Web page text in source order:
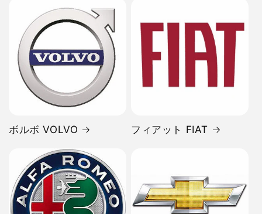
ボルボ VOLVO フィアット FIAT